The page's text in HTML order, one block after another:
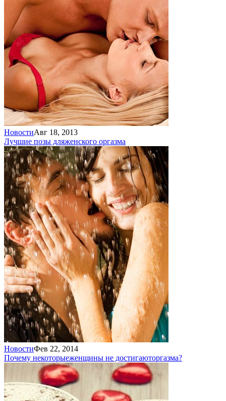
НовостиАвг 18, 2013
Лучшие позы дляженского оргазма
НовостиФев 22, 2014
Почему некоторыеженщины не достигаюторгазма?